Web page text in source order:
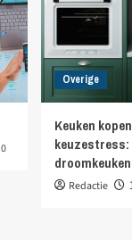
0
Overige
Keuken
Redactie